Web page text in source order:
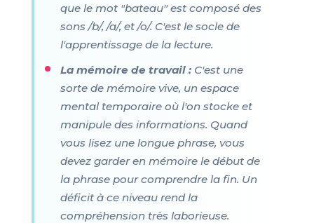
que le mot "bateau" est composé des
sons /b/, /a/, et /o/. C'est le socle de
l'apprentissage de la lecture.
La mémoire de travail :C'est une
sorte de mémoire vive, un espace
mental temporaire où l'on stocke et
manipule des informations. Quand
vous lisez une longue phrase, vous
devez garder en mémoire le début de
la phrase pour comprendre la fin. Un
déficit à ce niveau rend la
compréhension très laborieuse.